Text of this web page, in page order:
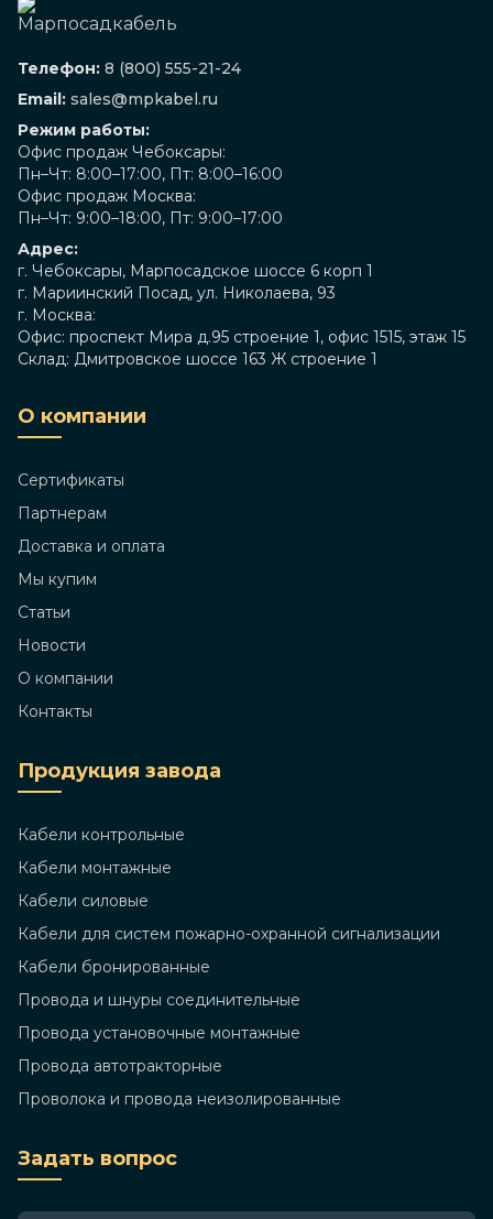
Телефон: 8 (800) 555-21-24
Email: sales@mpkabel.ru
Режим работы:
Офис продаж Чебоксары:
Пн–Чт: 8:00–17:00, Пт: 8:00–16:00
Офис продаж Москва:
Пн–Чт: 9:00–18:00, Пт: 9:00–17:00
Адрес:
г. Чебоксары, Марпосадское шоссе 6 корп 1
г. Мариинский Посад, ул. Николаева, 93
г. Москва:
Офис: проспект Мира д.95 строение 1, офис 1515, этаж 15
Склад: Дмитровское шоссе 163 Ж строение 1
О компании
Сертификаты
Партнерам
Доставка и оплата
Мы купим
Статьи
Новости
О компании
Контакты
Продукция завода
Кабели контрольные
Кабели монтажные
Кабели силовые
Кабели для систем пожарно-охранной сигнализации
Кабели бронированные
Провода и шнуры соединительные
Провода установочные монтажные
Провода автотракторные
Проволока и провода неизолированные
Задать вопрос